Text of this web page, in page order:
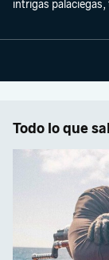
intrigas
Todo lo que